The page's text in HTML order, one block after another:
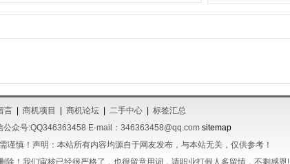
言 商机项目 商机论坛 二手中心
标签汇总
公众号:QQ346363458 E-mail：346363458@qq.com sitemap
谨慎！声明：本站所有内容均源自于网友发布，与本站无关，仅供参考！
除！我们审核已经很严格了，也很留意用词，请职业打假人多留情，不剩感恩!